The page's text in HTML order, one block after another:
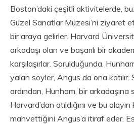
Boston’daki çeşitli aktivitelerde,
Güzel Sanatlar Müzesi’ni ziyaret
bir araya gelirler. Harvard
arkadaşı olan ve başarılı bir
karşılaşırlar. Sorulduğunda,
yalan söyler, Angus da ona katılır.
ardından, Hunham, bir arkadaşına
Harvard’dan atıldığını ve bu
mahvettiğini Angus’a itiraf eder.